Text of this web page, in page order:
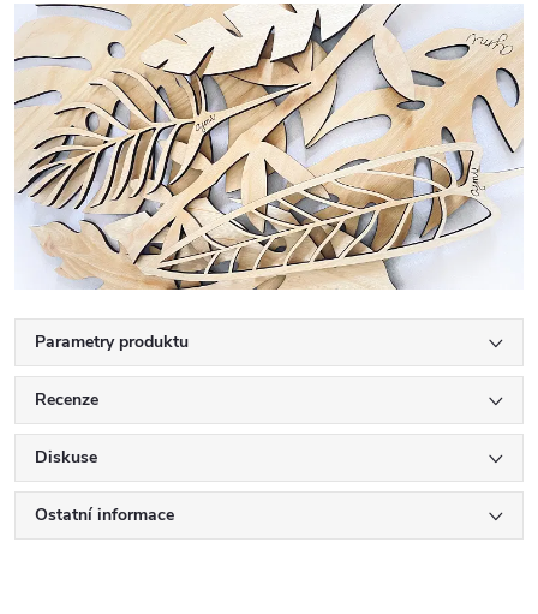
Parametry produktu
Recenze
Diskuse
Ostatní informace